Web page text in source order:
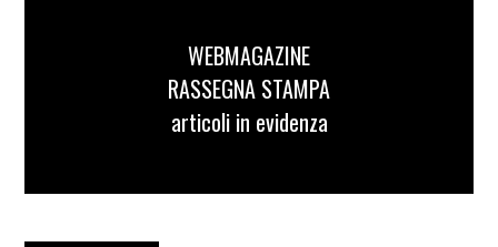
WEBMAGAZINE
RASSEGNA STAMPA
articoli in evidenza